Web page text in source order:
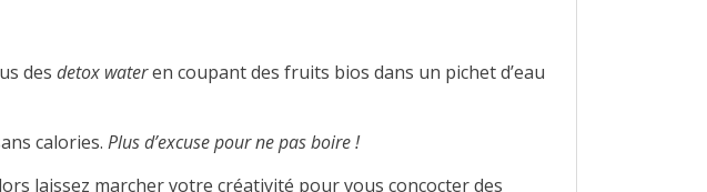
des detox wateren coupant des fruits bios dans un pichet d’eau
calories. Plus d’excuse pour ne pas boire !
laissez marcher votre créativité pour vous concocter des